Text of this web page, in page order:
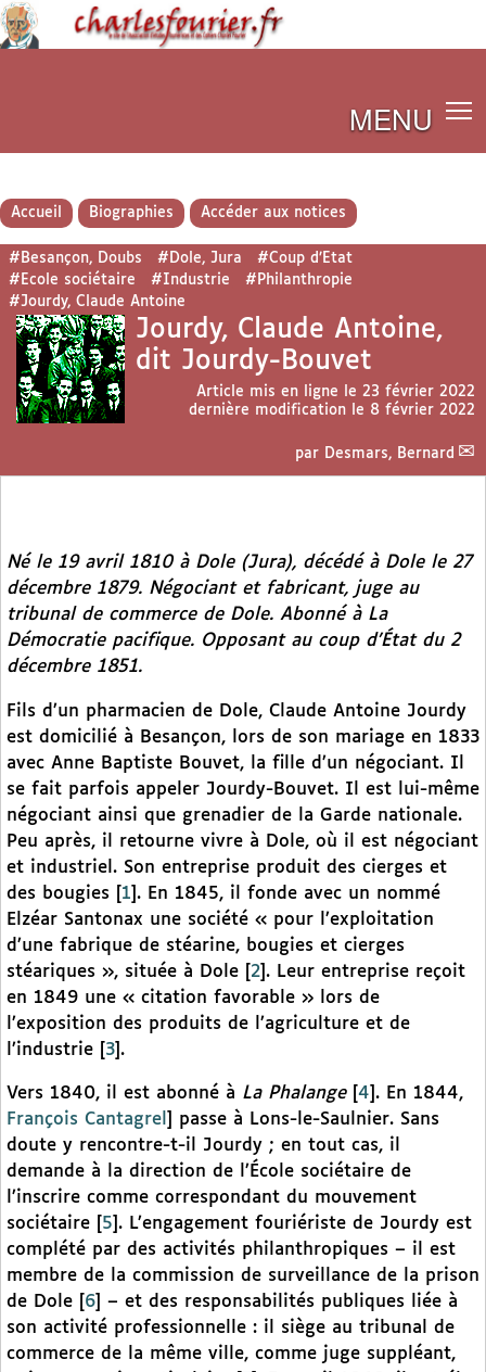
MENU
Accueil Biographies Accéder aux notices
#Besançon, Doubs #Dole, Jura
#Coup d’Etat
#Ecole sociétaire
#Industrie
#Philanthropie
#Jourdy, Claude Antoine
Jourdy, Claude Antoine,
dit Jourdy-Bouvet
Article mis en ligne le 23 février 2022
dernière modification le 8 février 2022
par Desmars, Bernard
Né le 19 avril 1810 à Dole (Jura), décédé à Dole le 27
décembre 1879. Négociant et fabricant, juge au
tribunal de commerce de Dole. Abonné à La
Démocratie pacifique. Opposant au coup d’État du 2
décembre 1851.
Fils d’un pharmacien de Dole, Claude Antoine Jourdy
est domicilié à Besançon, lors de son mariage en 1833
avec Anne Baptiste Bouvet, la fille d’un négociant. Il
se fait parfois appeler Jourdy-Bouvet. Il est lui-même
négociant ainsi que grenadier de la Garde nationale.
Peu après, il retourne vivre à Dole, où il est négociant
et industriel. Son entreprise produit des cierges et
des bougies
1 . En 1845, il fonde avec un nommé
Elzéar Santonax une société « pour l’exploitation
d’une fabrique de stéarine, bougies et cierges
stéariques », située à Dole
2 . Leur entreprise reçoit
en 1849 une « citation favorable » lors de
l’exposition des produits de l’agriculture et de
l’industrie
3 .
Vers 1840, il est abonné à La Phalange[ 4 . En 1844,
François Cantagrel
] passe à Lons-le-Saulnier. Sans
doute y rencontre-t-il Jourdy ; en tout cas, il
demande à la direction de l’École sociétaire de
l’inscrire comme correspondant du mouvement
sociétaire
5 . L’engagement fouriériste de Jourdy est
complété par des activités philanthropiques – il est
membre de la commission de surveillance de la prison
de Dole
6
– et des responsabilités publiques liée à
son activité professionnelle : il siège au tribunal de
commerce de la même ville, comme juge suppléant,